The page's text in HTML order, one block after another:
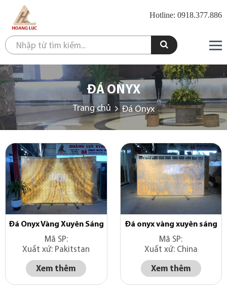
Hotline: 0918.377.886
ĐÁ ONYX
Trang chủ Đá Onyx
Đá Onyx Vàng Xuyên Sáng
Mã SP:
Xuất xứ: Pakitstan
Xem thêm
Đá onyx vàng xuyên sáng
Mã SP:
Xuất xứ: China
Xem thêm